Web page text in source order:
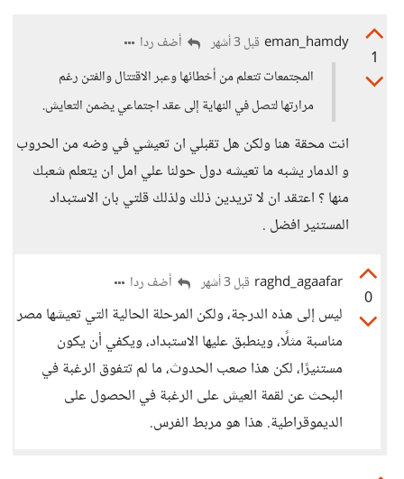
1
eman_hamdy قبل 3 أشهر
أضف ردا
المجتمعات تتعلم من أخطائها وعبر الاقتتال والفتن رغم
مرارتها لتصل في النهاية إلى عقد اجتماعي يضمن التعايش.
انت محقة هنا ولكن هل تقبلي ان تعيشي في وضه من الحروب
و الدمار يشبه ما تعيشه دول حولنا علي امل ان يتعلم شعبك
منها ؟ اعتقد ان لا تريدين ذلك ولذلك قلتي بان الاستبداد
المستنير افضل .
0
raghd_agaafar قبل 3 أشهر أضف ردا
ليس إلى هذه الدرجة، ولكن المرحلة الحالية التي تعيشها مصر
مناسبة مثلًا، وينطبق عليها الاستبداد، ويكفي أن يكون
مستنيرًا، لكن هذا صعب الحدوث، ما لم تتفوق الرغبة في
البحث عن لقمة العيش على الرغبة في الحصول على
الديموقراطية. هذا هو مربط الفرس.